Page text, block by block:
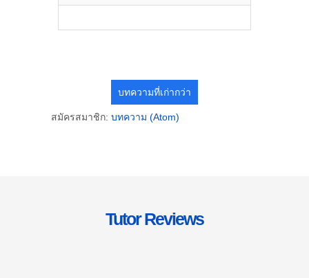
บทความที่เก่ากว่า
สมัครสมาชิก: บทความ (Atom)
Tutor Reviews